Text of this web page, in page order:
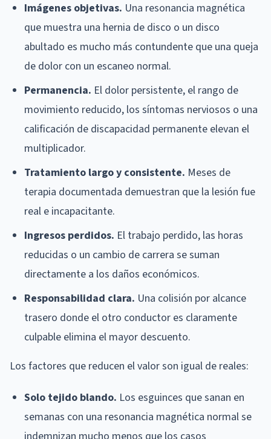
Imágenes objetivas. Una resonancia magnética
que muestra una hernia de disco o un disco
abultado es mucho más contundente que una queja
de dolor con un escaneo normal.
Permanencia. El dolor persistente, el rango de
movimiento reducido, los síntomas nerviosos o una
calificación de discapacidad permanente elevan el
multiplicador.
Tratamiento largo y consistente. Meses de
terapia documentada demuestran que la lesión fue
real e incapacitante.
Ingresos perdidos. El trabajo perdido, las horas
reducidas o un cambio de carrera se suman
directamente a los daños económicos.
Responsabilidad clara. Una colisión por alcance
trasero donde el otro conductor es claramente
culpable elimina el mayor descuento.
Los factores que reducen el valor son igual de reales:
Solo tejido blando. Los esguinces que sanan en
semanas con una resonancia magnética normal se